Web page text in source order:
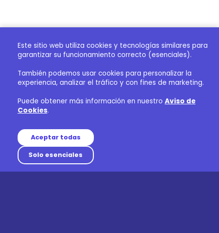
Este sitio web utiliza cookies y tecnologías similares para
garantizar su funcionamiento correcto (esenciales).
También podemos usar cookies para personalizar la
experiencia, analizar el tráfico y con fines de marketing.
Puede obtener más información en nuestro Aviso de
Cookies.
Aceptar todas
Solo esenciales